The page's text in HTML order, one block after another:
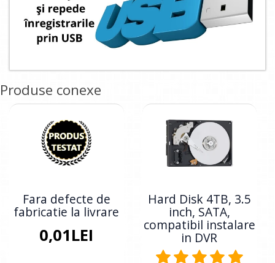
Produse conexe
Fara defecte de
fabricatie la livrare
0,01LEI
Hard Disk 4TB, 3.5
inch, SATA,
compatibil instalare
in DVR